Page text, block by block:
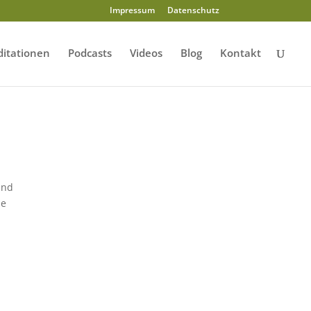
Impressum Datenschutz
Podcasts Videos Blog Kontakt